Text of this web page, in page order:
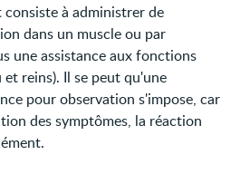
à administrer de
dans un muscle ou par
une assistance aux fonctions
reins). Il se peut qu'une
pour observation s'impose, car
des symptômes, la réaction